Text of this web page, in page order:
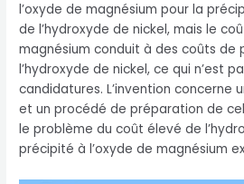
l’oxyde de magnésium pour la
de l’hydroxyde de nickel, mais le
magnésium conduit à des coûts de
l’hydroxyde de nickel, ce qui n’est
candidatures. L’invention concerne
et un procédé de préparation de
le problème du coût élevé de
précipité à l’oxyde de magnésium